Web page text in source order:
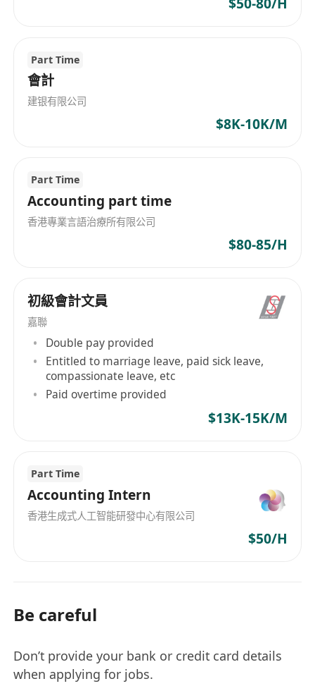
員工免費膳食：每日提供午膳
Part Time
會計
建银有限公司
$8K-10K/M
Part Time
Accounting part time
香港專業言語治療所有限公司
$80-85/H
初級會計文員
嘉聯
Double pay provided
Entitled to marriage leave, paid sick leave,
compassionate leave, etc
Paid overtime provided
$13K-15K/M
Part Time
Accounting Intern
香港生成式人工智能研發中心有限公司
$50/H
Be careful
Don’t provide your bank or credit card details
when applying for jobs.